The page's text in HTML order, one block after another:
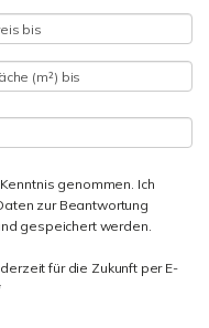
genommen. Ich
zur Beantwortung
gespeichert werden.
für die Zukunft per E-